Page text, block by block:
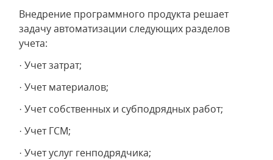
Внедрение программного продукта решает
задачу автоматизации следующих разделов
учета:
· Учет затрат;
· Учет материалов;
· Учет собственных и субподрядных работ;
· Учет ГСМ;
· Учет услуг генподрядчика;